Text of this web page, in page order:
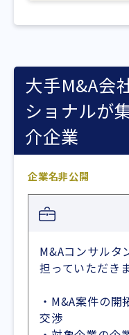
大手M&A会
ショナルが
介企業
企業名非公開
M&Aコンサルタ
担っていただきま
・M&A案件の
交渉